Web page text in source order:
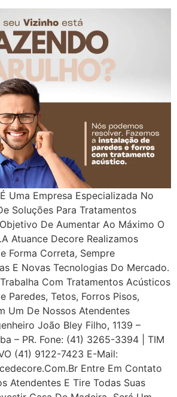
Uma Empresa Especializada No
Soluções Para Tratamentos
De Aumentar Ao Máximo O
Atuance Decore Realizamos
Forma Correta, Sempre
E Novas Tecnologias Do Mercado.
Com Tratamentos Acústicos
Paredes, Tetos, Forros Pisos,
Um De Nossos Atendentes
João Bley Filho, 1139 –
– PR. Fone: (41) 3265-3394 | TIM
(41) 9122-7423 E-Mail:
Entre Em Contato
Atendentes E Tire Todas Suas